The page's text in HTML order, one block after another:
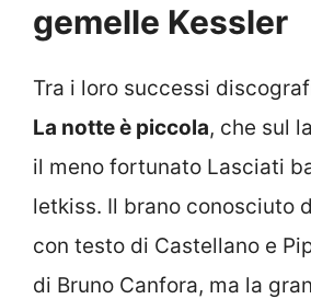
gemelle Kessler
Tra i loro successi
La notte è piccola, che sul
il meno fortunato Lasciati
letkiss. Il brano conosciuto
con testo di Castellano e
di Bruno Canfora, ma la